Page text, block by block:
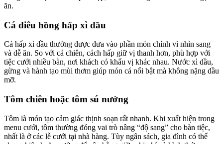
ăn.
Cá diêu hồng hấp xì dầu
Cá hấp xì dầu thường được đưa vào phần món chính vì nhìn sang
và dễ ăn. So với cá chiên, cách hấp giữ vị thanh hơn, phù hợp với
tiệc cưới nhiều bàn, nơi khách có khẩu vị khác nhau. Nước xì dầu,
gừng và hành tạo mùi thơm giúp món cá nổi bật mà không nặng dầu
mỡ.
Tôm chiên hoặc tôm sú nướng
Tôm là món tạo cảm giác thịnh soạn rất nhanh. Khi xuất hiện trong
menu cưới, tôm thường đóng vai trò nâng “độ sang” cho bàn tiệc,
nhất là ở các lễ cưới tại nhà hàng. Tùy ngân sách, gia đình có thể